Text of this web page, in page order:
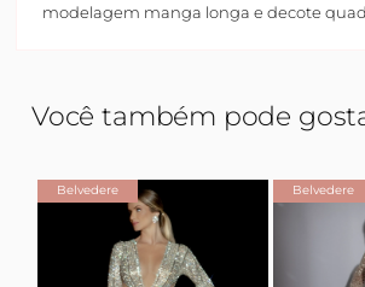
modelagem manga longa e decote
Você também pode
Belvedere Belvedere